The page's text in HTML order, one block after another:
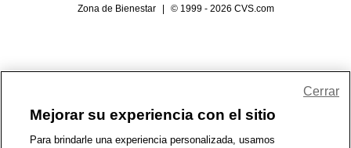
Zona de Bienestar
© 1999 - 2026 CVS.com
Mejorar su experiencia con el sitio
Para brindarle una experiencia personalizada, usamos
Cerrar